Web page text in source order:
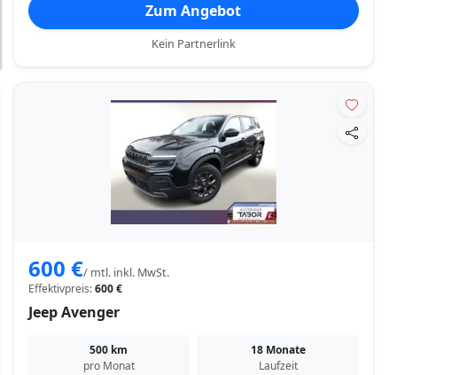
Zum Angebot
Kein Partnerlink
600 €/ mtl. inkl. MwSt.
Effektivpreis:600 €
Jeep Avenger
500 km
pro Monat
18 Monate
Laufzeit